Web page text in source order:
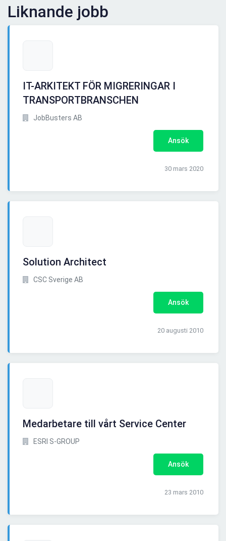
Liknande jobb
IT-ARKITEKT FÖR MIGRERINGAR I
TRANSPORTBRANSCHEN
JobBusters AB
Ansök
30 mars 2020
Solution Architect
CSC Sverige AB
Ansök
20 augusti 2010
Medarbetare till vårt Service Center
ESRI S-GROUP
Ansök
23 mars 2010